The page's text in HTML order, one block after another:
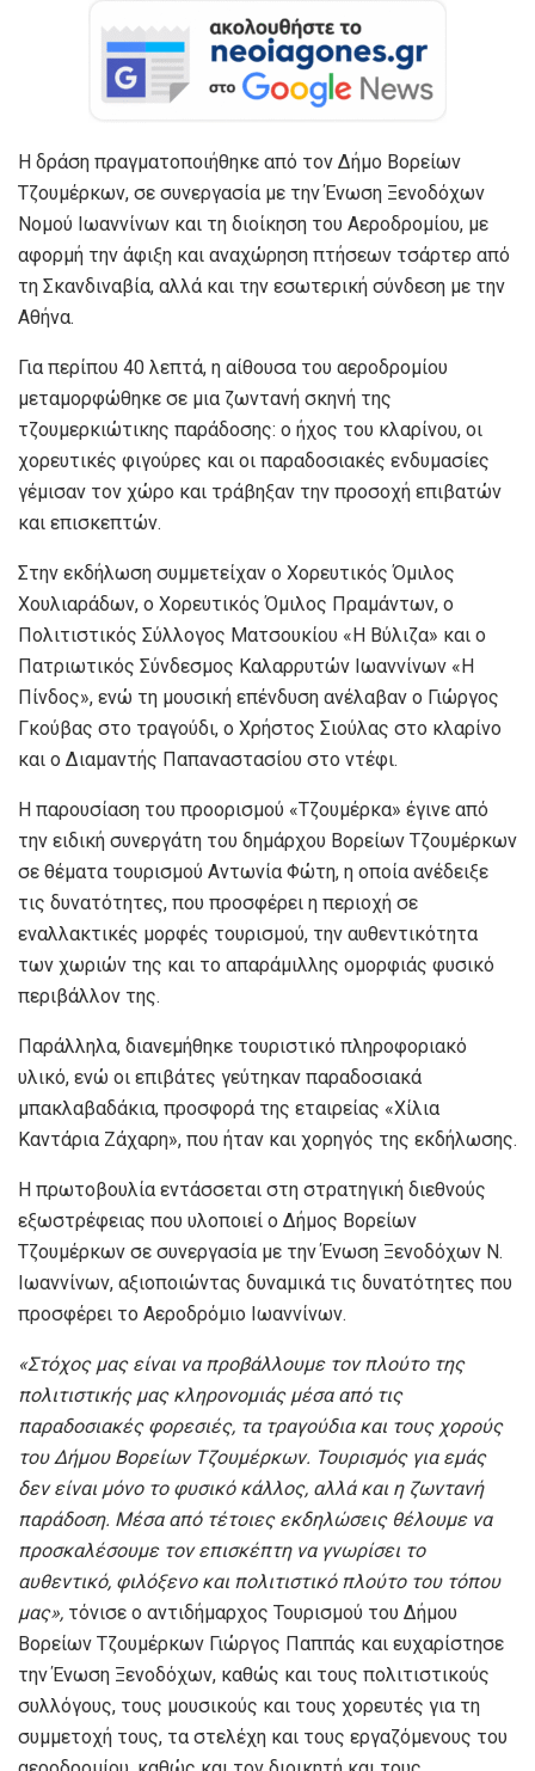
Η δράση πραγματοποιήθηκε από τον Δήμο Βορείων
Τζουμέρκων, σε συνεργασία με την Ένωση Ξενοδόχων
Νομού Ιωαννίνων και τη διοίκηση του Αεροδρομίου, με
αφορμή την άφιξη και αναχώρηση πτήσεων τσάρτερ από
τη Σκανδιναβία, αλλά και την εσωτερική σύνδεση με την
Αθήνα.
Για περίπου 40 λεπτά, η αίθουσα του αεροδρομίου
μεταμορφώθηκε σε μια ζωντανή σκηνή της
τζουμερκιώτικης παράδοσης: ο ήχος του κλαρίνου, οι
χορευτικές φιγούρες και οι παραδοσιακές ενδυμασίες
γέμισαν τον χώρο και τράβηξαν την προσοχή επιβατών
και επισκεπτών.
Στην εκδήλωση συμμετείχαν ο Χορευτικός Όμιλος
Χουλιαράδων, ο Χορευτικός Όμιλος Πραμάντων, ο
Πολιτιστικός Σύλλογος Ματσουκίου «Η Βύλιζα» και ο
Πατριωτικός Σύνδεσμος Καλαρρυτών Ιωαννίνων «Η
Πίνδος», ενώ τη μουσική επένδυση ανέλαβαν ο Γιώργος
Γκούβας στο τραγούδι, ο Χρήστος Σιούλας στο κλαρίνο
και ο Διαμαντής Παπαναστασίου στο ντέφι.
Η παρουσίαση του προορισμού «Τζουμέρκα» έγινε από
την ειδική συνεργάτη του δημάρχου Βορείων Τζουμέρκων
σε θέματα τουρισμού Αντωνία Φώτη, η οποία ανέδειξε
τις δυνατότητες, που προσφέρει η περιοχή σε
εναλλακτικές μορφές τουρισμού, την αυθεντικότητα
των χωριών της και το απαράμιλλης ομορφιάς φυσικό
περιβάλλον της.
Παράλληλα, διανεμήθηκε τουριστικό πληροφοριακό
υλικό, ενώ οι επιβάτες γεύτηκαν παραδοσιακά
μπακλαβαδάκια, προσφορά της εταιρείας «Χίλια
Καντάρια Ζάχαρη», που ήταν και χορηγός της εκδήλωσης.
Η πρωτοβουλία εντάσσεται στη στρατηγική διεθνούς
εξωστρέφειας που υλοποιεί ο Δήμος Βορείων
Τζουμέρκων σε συνεργασία με την Ένωση Ξενοδόχων Ν.
Ιωαννίνων, αξιοποιώντας δυναμικά τις δυνατότητες που
προσφέρει το Αεροδρόμιο Ιωαννίνων.
«Στόχος μας είναι να προβάλλουμε τον πλούτο της
πολιτιστικής μας κληρονομιάς μέσα από τις
παραδοσιακές φορεσιές, τα τραγούδια και τους χορούς
του Δήμου Βορείων Τζουμέρκων. Τουρισμός για εμάς
δεν είναι μόνο το φυσικό κάλλος, αλλά και η ζωντανή
παράδοση. Μέσα από τέτοιες εκδηλώσεις θέλουμε να
προσκαλέσουμε τον επισκέπτη να γνωρίσει το
αυθεντικό, φιλόξενο και πολιτιστικό πλούτο του τόπου
μας», τόνισε ο αντιδήμαρχος Τουρισμού του Δήμου
Βορείων Τζουμέρκων Γιώργος Παππάς και ευχαρίστησε
την Ένωση Ξενοδόχων, καθώς και τους πολιτιστικούς
συλλόγους, τους μουσικούς και τους χορευτές για τη
συμμετοχή τους, τα στελέχη και τους εργαζόμενους του